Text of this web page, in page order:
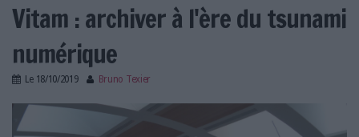
LES DOSSIERS
Vitam : archiver à l'ère du tsunami
numérique
Le 18/10/2019 Bruno Texier
archivdiplo_vitam.jpg